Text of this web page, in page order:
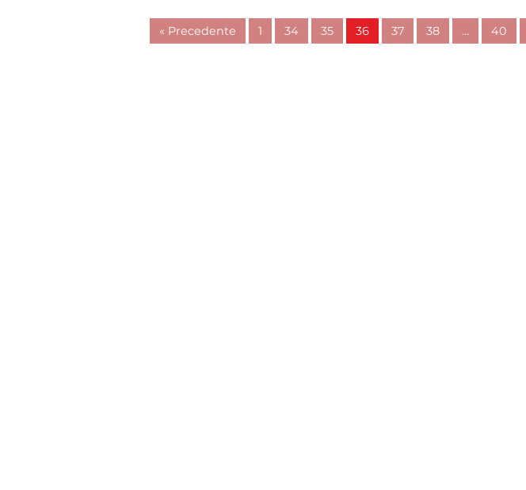
« Precedente 1 34 35 36 37 38 … 40